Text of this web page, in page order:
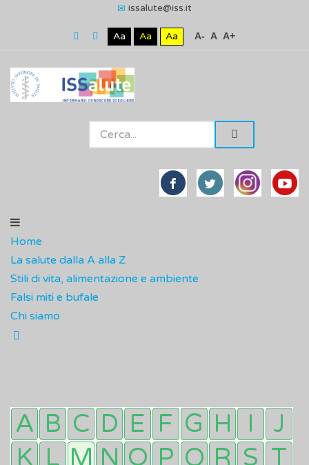
issalute@iss.it
Aa Aa Aa A- A A+
Home
La salute dalla A alla Z
Stili di vita, alimentazione e ambiente
Falsi miti e bufale
Chi siamo